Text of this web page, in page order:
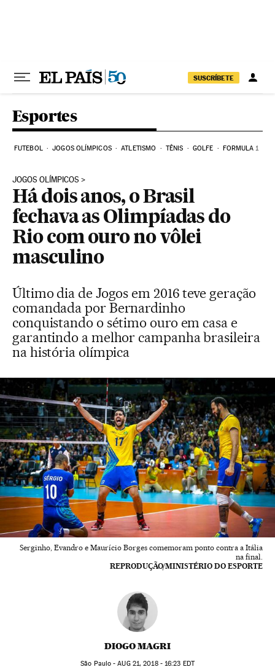
SUSCRÍBETE
Esportes
FUTEBOL JOGOS OLÍMPICOS ATLETISMO TÊNIS GOLFE FORMULA 1
JOGOS OLÍMPICOS
Há dois anos, o Brasil
fechava as Olimpíadas do
Rio com ouro no vôlei
masculino
Último dia de Jogos em 2016 teve geração
comandada por Bernardinho
conquistando o sétimo ouro em casa e
garantindo a melhor campanha brasileira
na história olímpica
Serginho, Evandro e Maurício Borges comemoram ponto contra a Itália
na final.
REPRODUÇÃO/MINISTÉRIO DO ESPORTE
DIOGO MAGRI
São Paulo -AUG21, 2018 - 16:23 EDT